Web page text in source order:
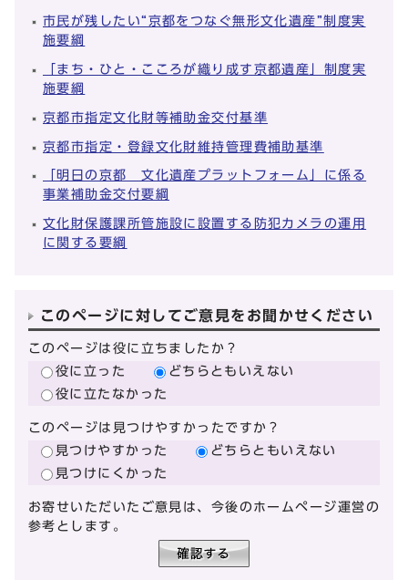
市民が残したい“京都をつなぐ無形文化遺産”制度実
施要綱
「まち・ひと・こころが織り成す京都遺産」制度実
施要綱
京都市指定文化財等補助金交付基準
京都市指定・登録文化財維持管理費補助基準
「明日の京都 文化遺産プラットフォーム」に係る
事業補助金交付要綱
文化財保護課所管施設に設置する防犯カメラの運用
に関する要綱
このページに対してご意見をお聞かせください
このページは役に立ちましたか？
役に立った
どちらともいえない
役に立たなかった
このページは見つけやすかったですか？
見つけやすかった
どちらともいえない
見つけにくかった
お寄せいただいたご意見は、今後のホームページ運営の
参考とします。